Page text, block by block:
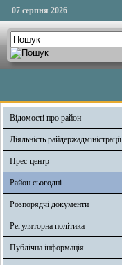
07 серпня 2026
Відомості про район
Діяльність райдержадміністрації
Прес-центр
Район сьогодні
Розпорядчі документи
Регуляторна політика
Публічна інформація